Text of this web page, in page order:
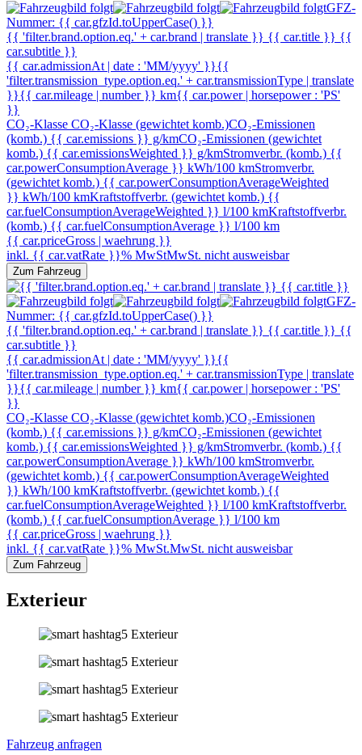
GFZ-
Nummer: {{ car.gfzId.toUpperCase() }}
{{ 'filter.brand.option.eq.' + car.brand | translate }} {{ car.title }} {{
car.subtitle }}
{{ car.admissionAt | date : 'MM/yyyy' }}{{
'filter.transmission_type.option.eq.' + car.transmissionType | translate
}}{{ car.mileage | number }} km{{ car.power | horsepower : 'PS'
}}
CO₂-Klasse CO₂-Klasse (gewichtet komb.)CO₂-Emissionen
(komb.) {{ car.emissions }} g/kmCO₂-Emissionen (gewichtet
komb.) {{ car.emissionsWeighted }} g/kmStromverbr. (komb.) {{
car.powerConsumptionAverage }} kWh/100 kmStromverbr.
(gewichtet komb.) {{ car.powerConsumptionAverageWeighted
}} kWh/100 kmKraftstoffverbr. (gewichtet komb.) {{
car.fuelConsumptionAverageWeighted }} l/100 kmKraftstoffverbr.
(komb.) {{ car.fuelConsumptionAverage }} l/100 km
{{ car.priceGross | waehrung }}
inkl. {{ car.vatRate }}% MwStMwSt. nicht ausweisbar
Zum Fahrzeug
GFZ-
Nummer: {{ car.gfzId.toUpperCase() }}
{{ 'filter.brand.option.eq.' + car.brand | translate }} {{ car.title }} {{
car.subtitle }}
{{ car.admissionAt | date : 'MM/yyyy' }}{{
'filter.transmission_type.option.eq.' + car.transmissionType | translate
}}{{ car.mileage | number }} km{{ car.power | horsepower : 'PS'
}}
CO₂-Klasse CO₂-Klasse (gewichtet komb.)CO₂-Emissionen
(komb.) {{ car.emissions }} g/kmCO₂-Emissionen (gewichtet
komb.) {{ car.emissionsWeighted }} g/kmStromverbr. (komb.) {{
car.powerConsumptionAverage }} kWh/100 kmStromverbr.
(gewichtet komb.) {{ car.powerConsumptionAverageWeighted
}} kWh/100 kmKraftstoffverbr. (gewichtet komb.) {{
car.fuelConsumptionAverageWeighted }} l/100 kmKraftstoffverbr.
(komb.) {{ car.fuelConsumptionAverage }} l/100 km
{{ car.priceGross | waehrung }}
inkl. {{ car.vatRate }}% MwSt.MwSt. nicht ausweisbar
Zum Fahrzeug
Exterieur
Fahrzeug anfragen